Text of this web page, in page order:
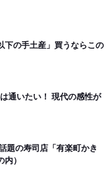
下の手土産」買うならこの
通いたい！ 現代の感性が
題の寿司店「有楽町かき
）